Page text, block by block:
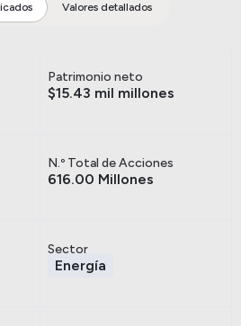
Valores detallados
Patrimonio neto
$15.43 mil millones
N.º Total de Acciones
616.00 Millones
Sector
Energía